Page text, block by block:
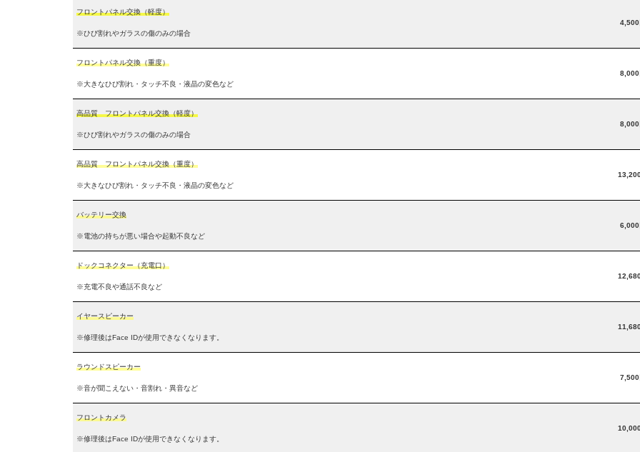
フロントパネル交換（軽度）
※ひび割れやガラスの傷のみの場合
4,500
フロントパネル交換（重度）
※大きなひび割れ・タッチ不良・液晶の変色など
8,000
高品質 フロントパネル交換（軽度）
※ひび割れやガラスの傷のみの場合
8,000
高品質 フロントパネル交換（重度）
※大きなひび割れ・タッチ不良・液晶の変色など
バッテリー交換
※電池の持ちが悪い場合や起動不良など
6,000
ドックコネクター（充電口）
※充電不良や通話不良など
イヤースピーカー
※修理後はFace IDが使用できなくなります。
ラウンドスピーカー
※音が聞こえない・音割れ・異音など
7,500
フロントカメラ
※修理後はFace IDが使用できなくなります。